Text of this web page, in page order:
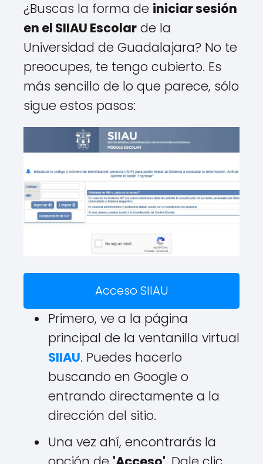
¿Buscas la forma de iniciar sesión
en el SIIAU Escolar de la
Universidad de Guadalajara? No te
preocupes, te tengo cubierto. Es
más sencillo de lo que parece, sólo
sigue estos pasos:
Acceso SIIAU
Primero, ve a la página
principal de la ventanilla virtual
SIIAU. Puedes hacerlo
buscando en Google o
entrando directamente a la
dirección del sitio.
Una vez ahí, encontrarás la